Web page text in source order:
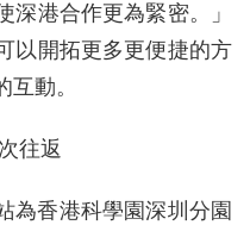
深港合作更為緊密。」
以開拓更多更便捷的方
動。
往返
為香港科學園深圳分園